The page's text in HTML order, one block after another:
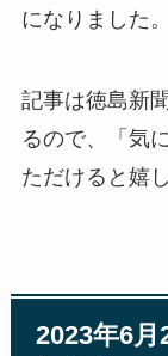
になりました。
記事は徳島新
るので、「気
ただけると嬉
2023年6